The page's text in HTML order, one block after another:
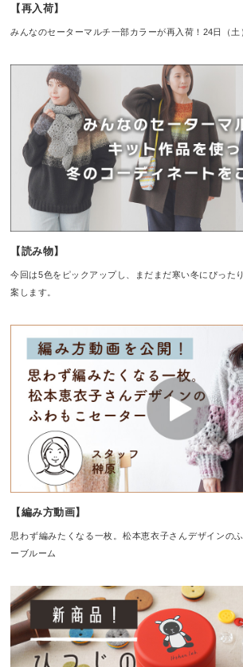
【再入荷】
みんなのセーターマルチ一部カラーが再入荷！24日（土
【読み物】
今回は5色をピックアップし、まだまだ寒い冬にぴった
案します。
【編み方動画】
思わず編みたくなる一枚。松本恵衣子さんデザインの
ーブルーム